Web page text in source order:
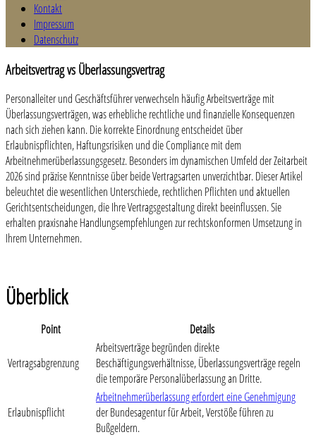
Kontakt
Impressum
Datenschutz
Arbeitsvertrag vs Überlassungsvertrag
Personalleiter und Geschäftsführer verwechseln häufig Arbeitsverträge mit
Überlassungsverträgen, was erhebliche rechtliche und finanzielle Konsequenzen
nach sich ziehen kann. Die korrekte Einordnung entscheidet über
Erlaubnispflichten, Haftungsrisiken und die Compliance mit dem
Arbeitnehmerüberlassungsgesetz. Besonders im dynamischen Umfeld der Zeitarbeit
2026 sind präzise Kenntnisse über beide Vertragsarten unverzichtbar. Dieser Artikel
beleuchtet die wesentlichen Unterschiede, rechtlichen Pflichten und aktuellen
Gerichtsentscheidungen, die Ihre Vertragsgestaltung direkt beeinflussen. Sie
erhalten praxisnahe Handlungsempfehlungen zur rechtskonformen Umsetzung in
Ihrem Unternehmen.
Überblick
Point Details
Vertragsabgrenzung
Arbeitsverträge begründen direkte
Beschäftigungsverhältnisse, Überlassungsverträge regeln
die temporäre Personalüberlassung an Dritte.
Erlaubnispflicht
Arbeitnehmerüberlassung erfordert eine Genehmigung
der Bundesagentur für Arbeit, Verstöße führen zu
Bußgeldern.